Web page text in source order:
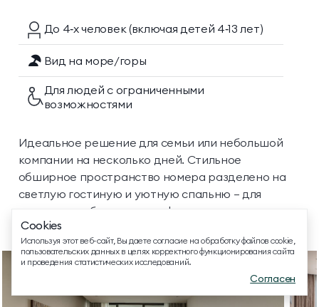
ТЕЛЕФОН ДЛЯ СВЯЗИ
8 800 500 13 28
ДОПОЛНИТЕЛЬНЫЙ ТЕЛЕФОН ДЛЯ СВЯЗИ
+74991107964
МЕССЕНДЖЕРЫ И СОЦ. СЕТИ
EMAIL ДЛЯ ВОПРОСОВ И ПОЖЕЛАНИЙ
info@mriyaresort.com
До 4‑хчеловек(включая детей 4‑13 лет)
Вид на море/горы
Для людей с ограниченными
возможностями
Идеальное решение для семьи или небольшой
компании на несколько дней. Стильное
обширное пространство номера разделено на
светлую гостиную и уютную спальню — для
душевного общения и комфортного сна.
Подарите себе отдых в кругу самых близких.
Cookies
Используя этот веб-сайт, Вы даете согласие на обработку файлов cookie,
пользовательских данных в целях корректного функционирования сайта
и проведения статистических исследований.
Согласен